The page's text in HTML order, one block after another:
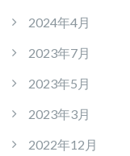
2024年4月
2023年7月
2023年5月
2023年3月
2022年12月